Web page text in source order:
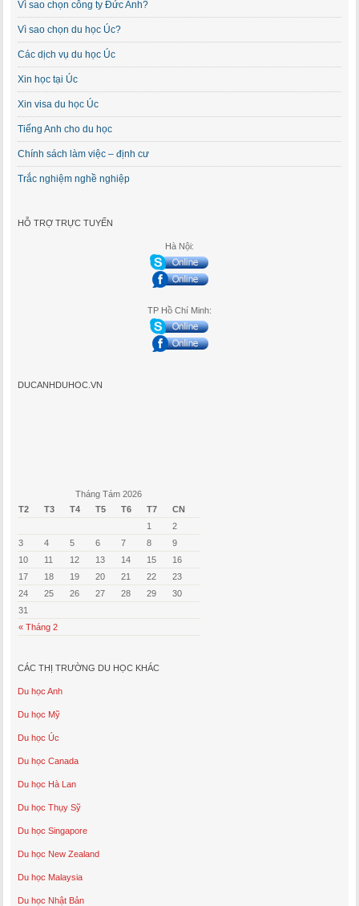
Vì sao chọn công ty Đức Anh?
Vì sao chọn du học Úc?
Các dịch vụ du học Úc
Xin học tại Úc
Xin visa du học Úc
Tiếng Anh cho du học
Chính sách làm việc – định cư
Trắc nghiệm nghề nghiệp
HỖ TRỢ TRỰC TUYẾN
Hà Nội:
TP Hồ Chí Minh:
DUCANHDUHOC.VN
Tháng Tám 2026
T2
T3 T4 T5 T6 T7 CN
« Tháng 2
1
2
3
4 5 6 7 8
9
10
11 12 13 14 15
16
17
18 19 20 21 22
23
24
25 26 27 28 29
30
31
CÁC THỊ TRƯỜNG DU HỌC KHÁC
Du học Anh
Du học Mỹ
Du học Úc
Du học Canada
Du học Hà Lan
Du học Thụy Sỹ
Du học Singapore
Du học New Zealand
Du học Malaysia
Du học Nhật Bản